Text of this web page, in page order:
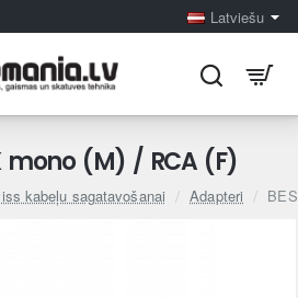
Latviešu
mono (M) / RCA (F)
kabeļu sagatavošanai Adapteri